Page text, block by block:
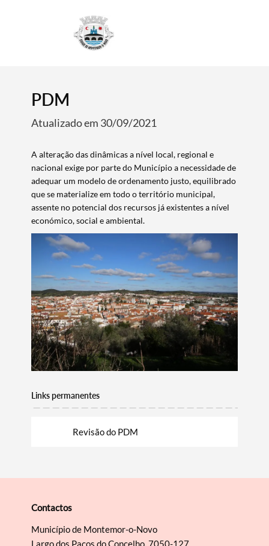
Termo de Pesquisa
Categorias gerais
PDM
Atualizado em 30/09/2021
A alteração das dinâmicas a nível local, regional e
nacional exige por parte do Município a necessidade de
adequar um modelo de ordenamento justo, equilibrado
que se materialize em todo o território municipal,
assente no potencial dos recursos já existentes a nível
económico, social e ambiental.
Links permanentes
Revisão do PDM
Contactos
Município de Montemor-o-Novo
Largo dos Paços do Concelho, 7050-127